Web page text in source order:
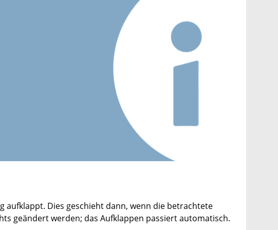
aufklappt. Dies geschieht dann, wenn die betrachtete
geändert werden; das Aufklappen passiert automatisch.